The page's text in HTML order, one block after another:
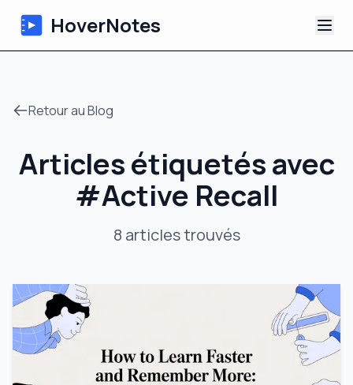
HoverNotes
Notes Vidéo IA
Tutoriels
Retour au Blog
Articles étiquetés avec
#Active Recall
8 articlestrouvés